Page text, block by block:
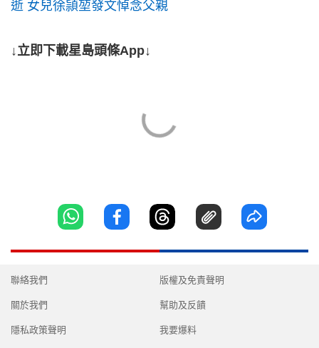
逝 女兒徐頴堃發文悼念父親
↓立即下載星島頭條App↓
聯絡我們
關於我們
隱私政策聲明
版權及免責聲明
幫助及反饋
我要爆料